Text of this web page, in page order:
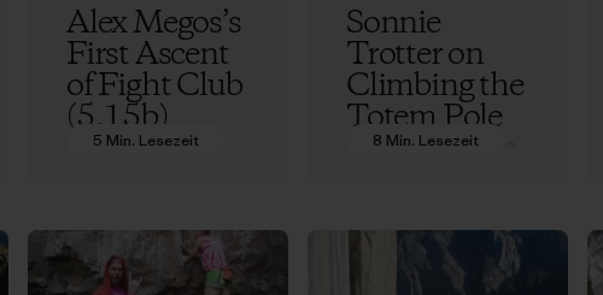
Alex Megos’s
First Ascent
of Fight Club
(5.15b)
5 Min. Lesezeit
Sonnie
Trotter on
Climbing the
Totem Pole
in Tasmania
8 Min. Lesezeit